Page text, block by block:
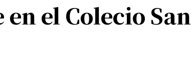
el Colecio San